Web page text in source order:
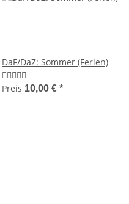
DaF/DaZ: Sommer (Ferien)
Preis 10,00 € *